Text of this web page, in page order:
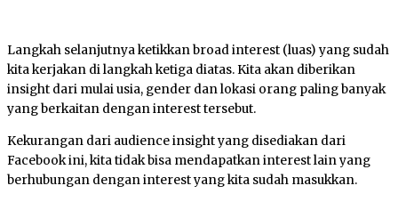
Langkah selanjutnya ketikkan broad interest (luas) yang sudah
kita kerjakan di langkah ketiga diatas. Kita akan diberikan
insight dari mulai usia, gender dan lokasi orang paling banyak
yang berkaitan dengan interest tersebut.
Kekurangan dari audience insight yang disediakan dari
Facebook ini, kita tidak bisa mendapatkan interest lain yang
berhubungan dengan interest yang kita sudah masukkan.